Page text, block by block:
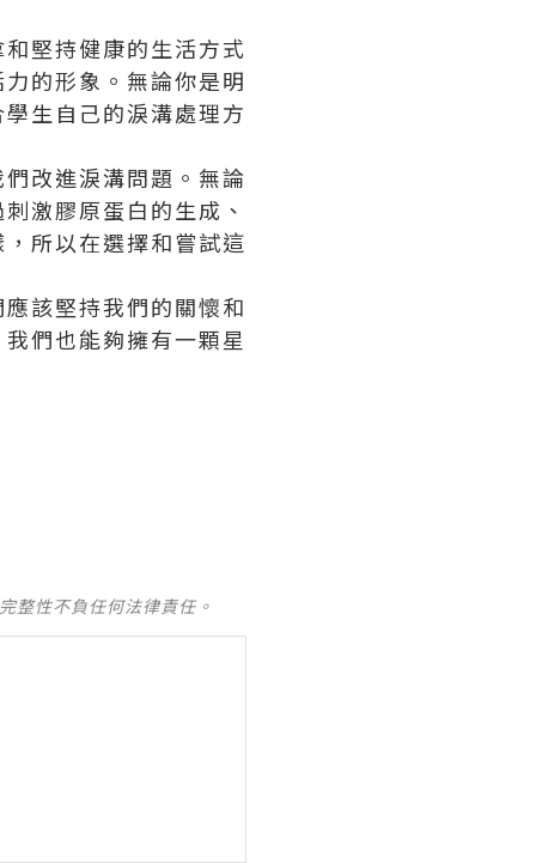
堅持健康的生活方式
的形象。無論你是明
生自己的淚溝處理方
改進淚溝問題。無論
激膠原蛋白的生成、
所以在選擇和嘗試這
該堅持我們的關懷和
們也能夠擁有一顆星
整性不負任何法律責任。